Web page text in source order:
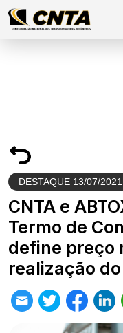
DESTAQUE 13/07/2021
CNTA e
Termo de
define preço
realização